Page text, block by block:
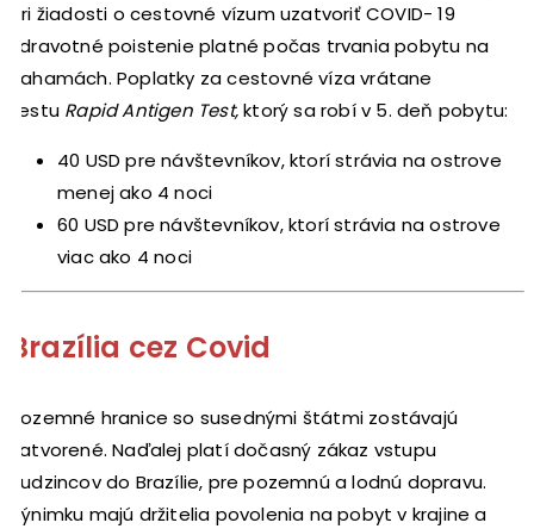
pri žiadosti o cestovné vízum uzatvoriť COVID- 19
zdravotné poistenie platné počas trvania pobytu na
Bahamách. Poplatky za cestovné víza vrátane
testu Rapid Antigen Test,ktorý sa robí v 5. deň pobytu:
40 USD pre návštevníkov, ktorí strávia na ostrove
menej ako 4 noci
60 USD pre návštevníkov, ktorí strávia na ostrove
viac ako 4 noci
Brazília cez Covid
Pozemné hranice so susednými štátmi zostávajú
zatvorené. Naďalej platí dočasný zákaz vstupu
cudzincov do Brazílie, pre pozemnú a lodnú dopravu.
Výnimku majú držitelia povolenia na pobyt v krajine a